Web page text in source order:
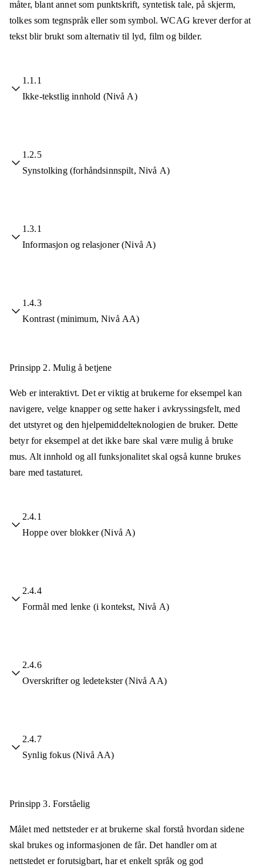
måter, blant annet som punktskrift, syntetisk tale, på skjerm,
tolkes som tegnspråk eller som symbol. WCAG krever derfor at
tekst blir brukt som alternativ til lyd, film og bilder.
1.1.1
Ikke-tekstlig innhold (Nivå A)
1.2.5
Synstolking (forhåndsinnspilt, Nivå A)
1.3.1
Informasjon og relasjoner (Nivå A)
1.4.3
Kontrast (minimum, Nivå AA)
Prinsipp 2. Mulig å betjene
Web er interaktivt. Det er viktig at brukerne for eksempel kan
navigere, velge knapper og sette haker i avkryssingsfelt, med
det utstyret og den hjelpemiddelteknologien de bruker. Dette
betyr for eksempel at det ikke bare skal være mulig å bruke
mus. Alt innhold og all funksjonalitet skal også kunne brukes
bare med tastaturet.
2.4.1
Hoppe over blokker (Nivå A)
2.4.4
Formål med lenke (i kontekst, Nivå A)
2.4.6
Overskrifter og ledetekster (Nivå AA)
2.4.7
Synlig fokus (Nivå AA)
Prinsipp 3. Forståelig
Målet med nettsteder er at brukerne skal forstå hvordan sidene
skal brukes og informasjonen de får. Det handler om at
nettstedet er forutsigbart, har et enkelt språk og god